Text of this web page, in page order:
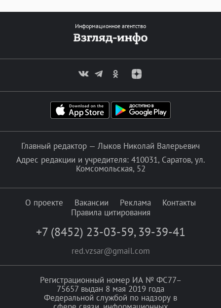
Информационное агентство
Главный редактор — Лыков Николай Валерьевич
Адрес редакции и учредителя: 410031, Саратов, ул.
Комсомольская, 52
О проекте Вакансии Реклама
Контакты
Правила цитирования
+7 (8452) 23-03-59, 39-39-41
red.vzsar@gmail.com
Регистрационный номер ИА № ФС77–
75657 выдан 8 мая 2019 года
Федеральной службой по надзору в